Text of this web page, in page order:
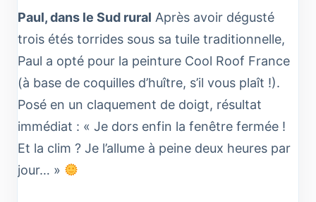
Paul, dans le Sud rural Après avoir dégusté
trois étés torrides sous sa tuile traditionnelle,
Paul a opté pour la peinture Cool Roof France
(à base de coquilles d’huître, s’il vous plaît !).
Posé en un claquement de doigt, résultat
immédiat : « Je dors enfin la fenêtre fermée !
Et la clim ? Je l’allume à peine deux heures par
jour… »